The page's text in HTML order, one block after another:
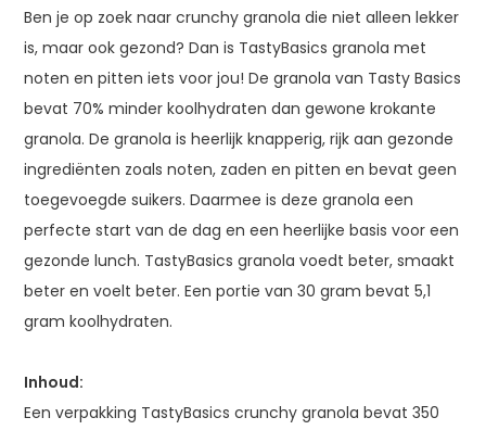
Ben je op zoek naar crunchy granola die niet alleen lekker
is, maar ook gezond? Dan is TastyBasics granola met
noten en pitten iets voor jou! De granola van Tasty Basics
bevat 70% minder koolhydraten dan gewone krokante
granola. De granola is heerlijk knapperig, rijk aan gezonde
ingrediënten zoals noten, zaden en pitten en bevat geen
toegevoegde suikers. Daarmee is deze granola een
perfecte start van de dag en een heerlijke basis voor een
gezonde lunch. TastyBasics granola voedt beter, smaakt
beter en voelt beter. Een portie van 30 gram bevat 5,1
gram koolhydraten.
Inhoud:
Een verpakking TastyBasics crunchy granola bevat 350